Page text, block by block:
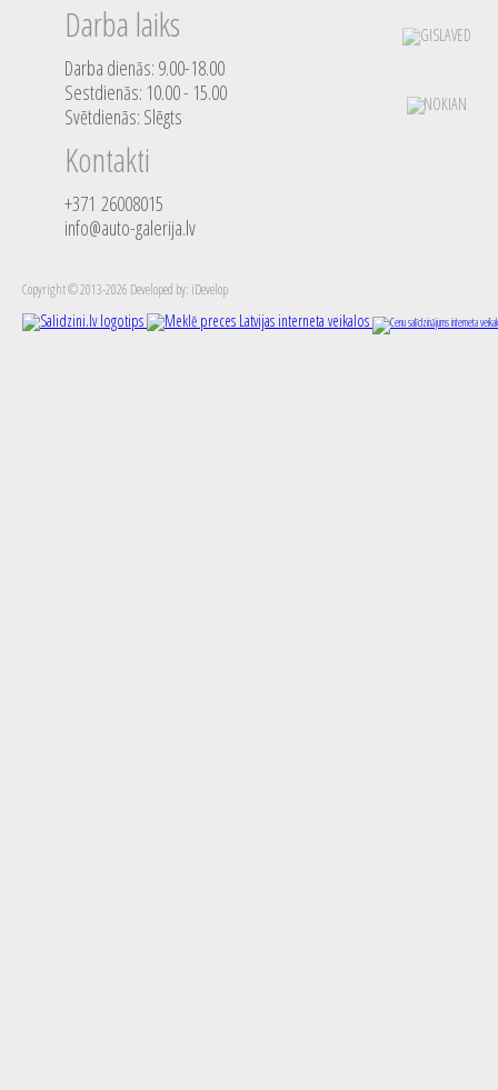
Darba laiks
Darba dienās: 9.00-18.00
Sestdienās: 10.00 - 15.00
Svētdienās: Slēgts
Kontakti
+371 26008015
info@auto-galerija.lv
Copyright © 2013-2026 Developed by: iDevelop